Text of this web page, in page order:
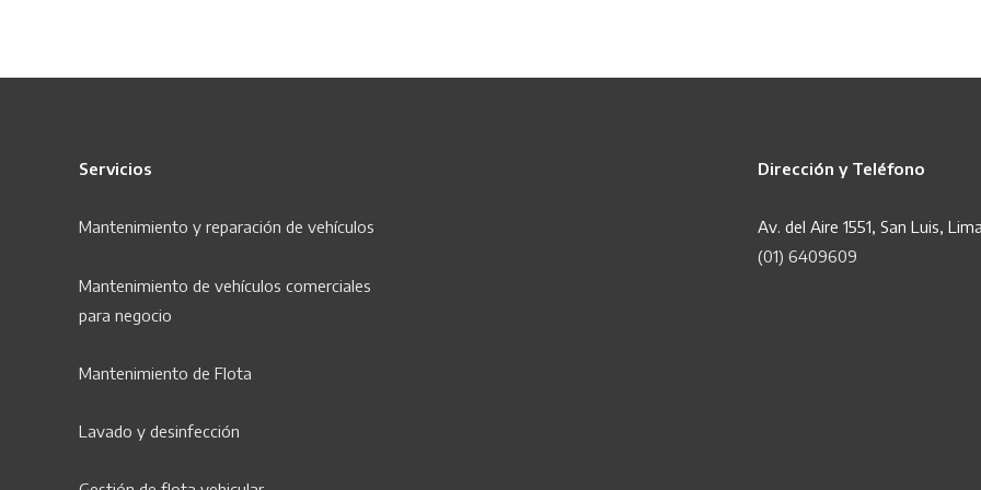
Servicios
Mantenimiento y reparación de vehículos
Mantenimiento de vehículos comerciales
para negocio
Mantenimiento de Flota
Lavado y desinfección
Dirección y Teléfono
Av. del Aire 1551, San Luis,
(01) 6409609